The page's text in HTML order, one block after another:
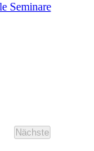
Seminare
Nächste
Seminare